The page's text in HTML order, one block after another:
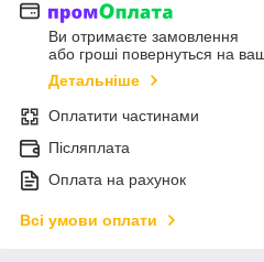
Ви отримаєте замовлення
або гроші повернуться на
Детальніше
Оплатити частинами
Післяплата
Оплата на рахунок
Всі умови оплати